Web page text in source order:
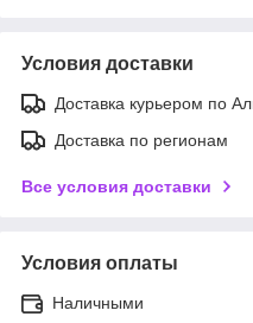
Условия доставки
Доставка курьером по
Доставка по регионам
Все условия доставки
Условия оплаты
Наличными